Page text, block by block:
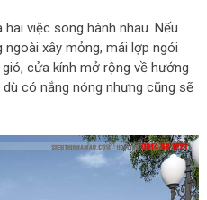
việc song hành nhau. Nếu
xây mỏng, mái lợp ngói
cửa kính mở rộng về hướng
có nắng nóng nhưng cũng sẽ